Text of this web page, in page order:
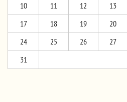
10
11 12 13
17
18 19 20
24
25 26 27
31